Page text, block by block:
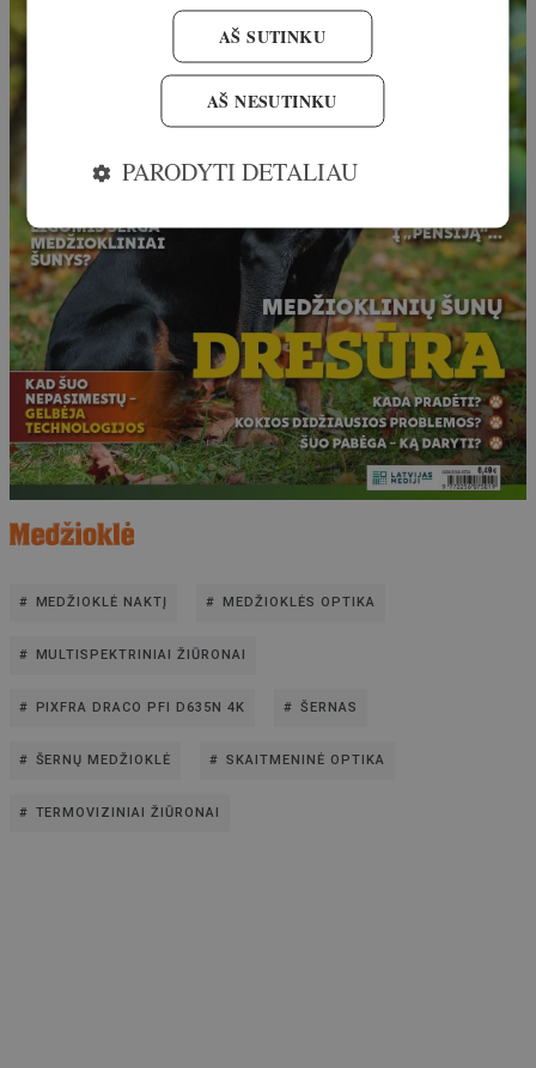
MEDŽIOKLĖ NAKTĮ MEDŽIOKLĖS OPTIKA
MULTISPEKTRINIAI ŽIŪRONAI
PIXFRA DRACO PFI D635N 4K ŠERNAS
ŠERNŲ MEDŽIOKLĖ SKAITMENINĖ OPTIKA
TERMOVIZINIAI ŽIŪRONAI
AŠ SUTINKU
AŠ NESUTINKU
PARODYTI DETALIAU